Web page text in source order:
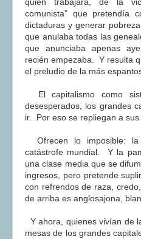
comunista” que pretendía
dictaduras y generar
que anulaba todas las
que anunciaba apenas
recién empezaba. Y resulta
el preludio de la más
El capitalismo como
desesperados, los grandes
ir. Por eso se repliegan a sus
Ofrecen lo imposible: la
catástrofe mundial. Y la
una clase media que se
ingresos, pero pretende
con refrendos de raza,
de arriba es anglosajona,
Y ahora, quienes vivían de
mesas de los grandes